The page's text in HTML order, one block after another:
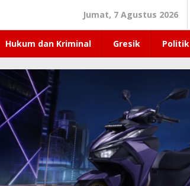
Jumat, 7 Agustus 2026
Hukum dan Kriminal Gresik Politik